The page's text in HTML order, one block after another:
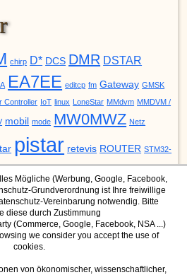
chirp D* DCS DMR DSTAR
EA7EE editcp fm Gateway GMSK
Controller IoT linux LoneStar MMdvm MMDVM /
mobil mode MW0MWZ Netz
pistar retevis ROUTER STM32-
YSF
YSF Mode
Mögliche (Werbung, Google, Facebook,
Grundverordnung ist Ihre freiwillige
Vereinbarung notwendig. Bitte
diese durch Zustimmung
(Commerce, Google, Facebook, NSA ...)
we consider you accept the use of
cookies.
von ökonomischer, wissenschaftlicher,